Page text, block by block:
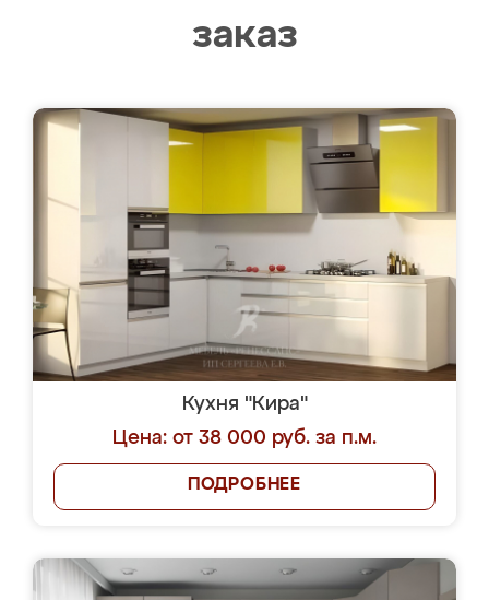
заказ
Кухня "Кира"
Цена: от 38 000 руб. за п.м.
ПОДРОБНЕЕ